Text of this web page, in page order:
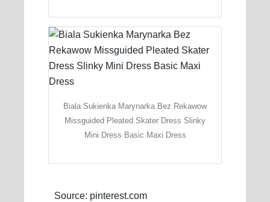
Biala Sukienka Marynarka Bez Rekawow
Missguided Pleated Skater Dress Slinky
Mini Dress Basic Maxi Dress
Source: pinterest.com